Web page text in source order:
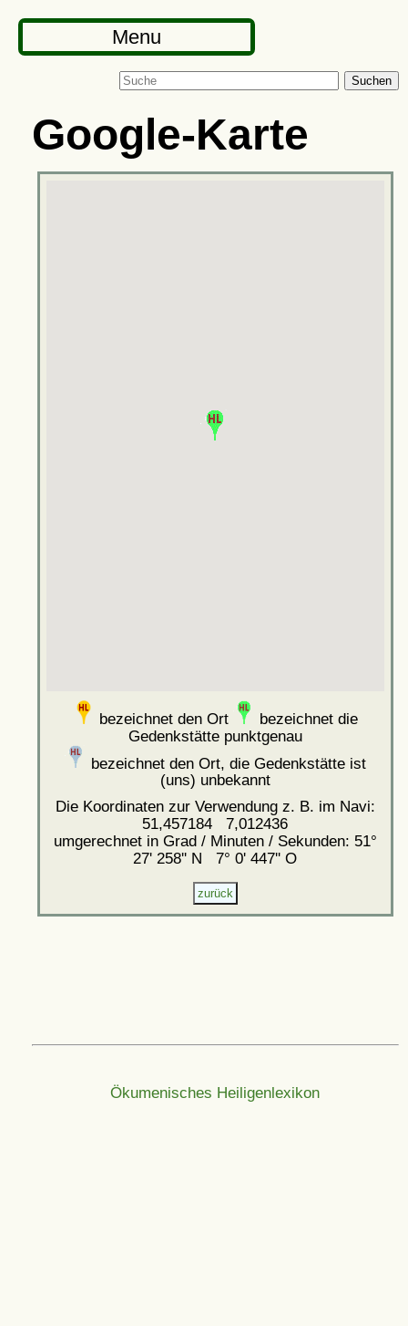
Menu
Suchen
Google-Karte
bezeichnet den Ort
bezeichnet die
Gedenkstätte punktgenau
bezeichnet den Ort, die Gedenkstätte ist
(uns) unbekannt
Die Koordinaten zur Verwendung z. B. im Navi:
51,457184 7,012436
umgerechnet in Grad / Minuten / Sekunden: 51°
27' 258'' N 7° 0' 447'' O
Ökumenisches Heiligenlexikon